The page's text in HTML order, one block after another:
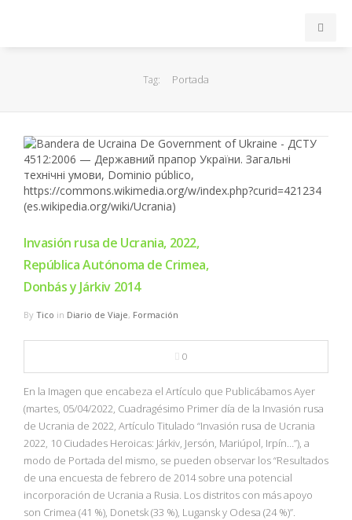
EuroLeague
FEB
OTROS
FORMACIÓN
MULTIMEDIA
RIO 2016
Tag: Portada
Invasión rusa de Ucrania, 2022,
República Autónoma de Crimea,
Donbás y Járkiv 2014
By Tico in Diario de Viaje, Formación
0
En la Imagen que encabeza el Artículo que Publicábamos Ayer
(martes, 05/04/2022, Cuadragésimo Primer día de la Invasión rusa
de Ucrania de 2022, Artículo Titulado “Invasión rusa de Ucrania
2022, 10 Ciudades Heroicas: Járkiv, Jersón, Mariúpol, Irpín…”), a
modo de Portada del mismo, se pueden observar los “Resultados
de una encuesta de febrero de 2014 sobre una potencial
incorporación de Ucrania a Rusia. Los distritos con más apoyo
son Crimea (41 %), Donetsk (33 %), Lugansk y Odesa (24 %)”.